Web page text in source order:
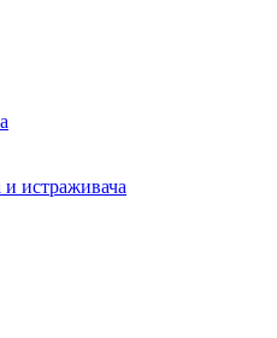
и истраживача